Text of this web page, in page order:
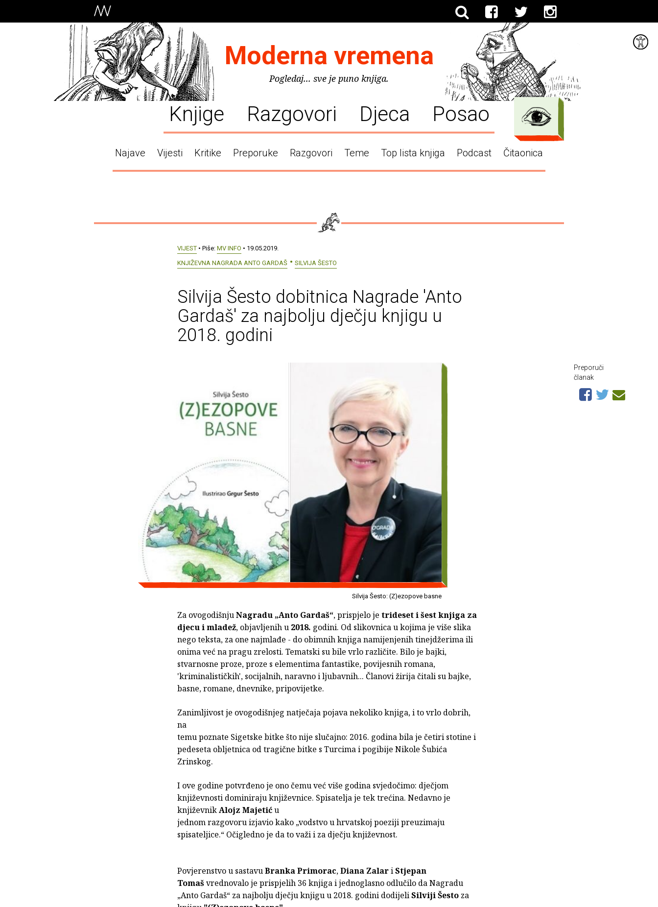
Moderna vremena
Pogledaj... sve je puno knjiga.
Knjige Razgovori Djeca Posao
Najave Vijesti Kritike Preporuke Razgovori Teme Top lista knjiga Podcast Čitaonica
VIJEST • Piše: MV INFO • 19.05.2019.
KNJIŽEVNA NAGRADA ANTO GARDAŠ
SILVIJA ŠESTO
Silvija Šesto dobitnica Nagrade 'Anto
Gardaš' za najbolju dječju knjigu u
2018. godini
Silvija Šesto: (Z)ezopove basne
Za ovogodišnjuNagradu „Anto Gardaš“, prispjelo je trideset i šest knjiga za
djecu i mladež, objavljenih u 2018. godini. Od slikovnica u kojima je više slika
nego teksta, za one najmlađe - do obimnih knjiga namijenjenih tinejdžerima ili
onima već na pragu zrelosti. Tematski su bile vrlo različite. Bilo je bajki,
stvarnosne proze, proze s elementima fantastike, povijesnih romana,
'kriminalističkih', socijalnih, naravno i ljubavnih... Članovi žirija čitali su bajke,
basne, romane, dnevnike, pripovijetke.
Zanimljivost je ovogodišnjeg natječaja pojava nekoliko knjiga, i to vrlo dobrih,
na
temu poznate Sigetske bitke što nije slučajno: 2016. godina bila je četiri stotine i
pedeseta obljetnica od tragične bitke s Turcima i pogibije Nikole Šubića
Zrinskog.
I ove godine potvrđeno je ono čemu već više godina svjedočimo: dječjom
književnosti dominiraju književnice. Spisatelja je tek trećina. Nedavno je
književnikAlojz Majetiću
jednom razgovoru izjavio kako „vodstvo u hrvatskoj poeziji preuzimaju
spisateljice.“ Očigledno je da to važi i za dječju književnost.
Povjerenstvo u sastavuBranka Primorac,Diana ZalariStjepan
Tomašvrednovalo je prispjelih 36 knjiga i jednoglasno odlučilo da Nagradu
„Anto Gardaš“ za najbolju dječju knjigu u 2018. godini dodijeliSilviji Šesto za
Preporuči
članak